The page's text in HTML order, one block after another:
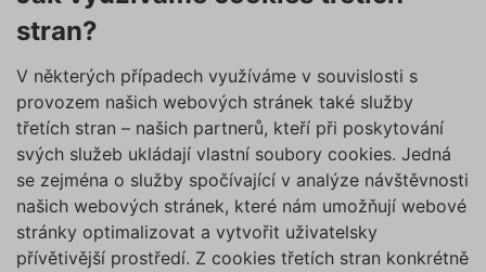
stran?
V některých případech využíváme v souvislosti s
provozem našich webových stránek také služby
třetích stran – našich partnerů, kteří při poskytování
svých služeb ukládají vlastní soubory cookies. Jedná
se zejména o služby spočívající v analýze návštěvnosti
našich webových stránek, které nám umožňují webové
stránky optimalizovat a vytvořit uživatelsky
přívětivější prostředí. Z cookies třetích stran konkrétně